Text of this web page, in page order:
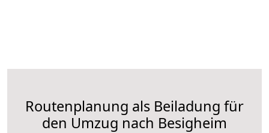
Routenplanung als Beiladung für
den Umzug nach Besigheim